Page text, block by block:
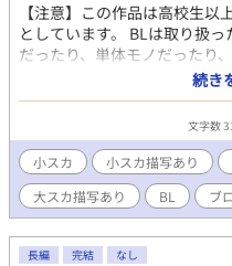
【注意】この作品は高校生
としています。 BLは取り扱
だったり、単体モノだったり
す。 続編があるものもあり
別でシリーズを立ち上げるよ
す】 小スカ、大スカ、小大
記します】 BL、BL未満、CP
【区分について】 ・BL：恋
い含む） ・BL未満：片思い
す ・CPなし：互いに友情100
等のものを指します ・女攻め
指します
続き
文字数
小スカ 小スカ描写あり
大スカ描写あり
BL ブ
長編 完結 なし